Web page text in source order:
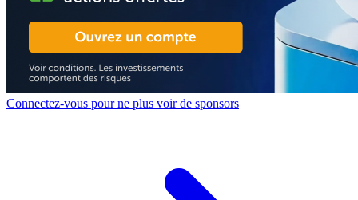
Connectez-vous pour ne plus voir de sponsors